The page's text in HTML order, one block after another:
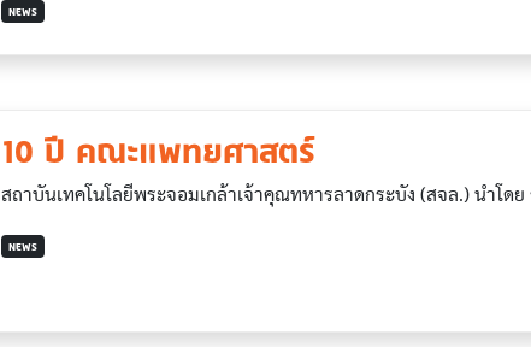
NEWS
10 ปี คณะแพทยศาสตร์
สถาบันเทคโนโลยีพระจอมเกล้าเจ้าคุณทหารลาดกระบัง (สจล.) นำโ
NEWS